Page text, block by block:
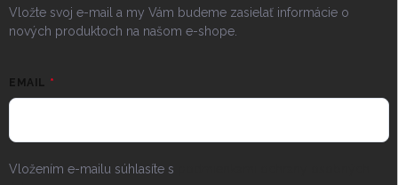
Vložte svoj e-mail a my Vám budeme zasielať informácie o
nových produktoch na našom e-shope.
EMAIL
Vložením e-mailu súhlasíte s